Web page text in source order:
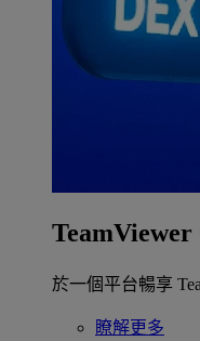
TeamViewer
於一個平台暢享
瞭解更多